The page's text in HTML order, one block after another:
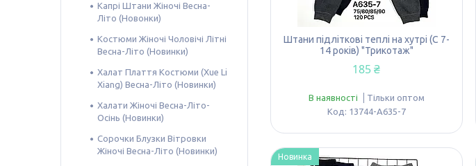
Штани підліткові теплі на хутрі (С 7-
14 років) "Трикотаж"
185 ₴
В наявності
Тільки оптом
13744-A635-7
Новинка
Капрі Штани Жіночі Весна-
Літо (Новонки)
Костюми Жіночі Чоловічі Літні
Весна-Літо (Новинки)
Халат Плаття Костюми (Xue Li
Xiang) Весна-Літо (Новинки)
Халати Жіночі Весна-Літо-
Осінь (Новинки)
Сорочки Блузки Вітровки
Жіночі Весна-Літо (Новинки)